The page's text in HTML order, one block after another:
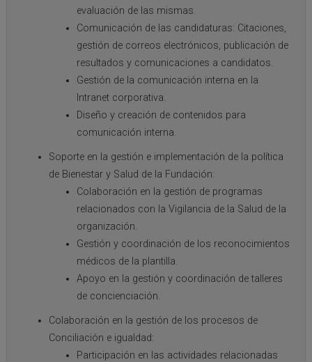
evaluación de las mismas.
Comunicación de las candidaturas: Citaciones,
gestión de correos electrónicos, publicación de
resultados y comunicaciones a candidatos.
Gestión de la comunicación interna en la
Intranet corporativa.
Diseño y creación de contenidos para
comunicación interna.
Soporte en la gestión e implementación de la política
de Bienestar y Salud de la Fundación:
Colaboración en la gestión de programas
relacionados con la Vigilancia de la Salud de la
organización.
Gestión y coordinación de los reconocimientos
médicos de la plantilla.
Apoyo en la gestión y coordinación de talleres
de concienciación.
Colaboración en la gestión de los procesos de
Conciliación e igualdad:
Participación en las actividades relacionadas